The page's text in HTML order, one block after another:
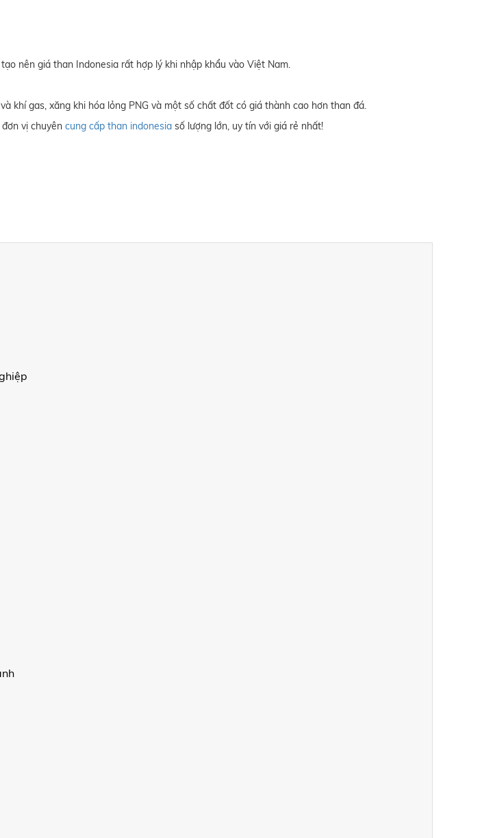
nên giá than Indonesia rất hợp lý khi nhập khẩu vào Việt Nam.
khí gas, xăng khi hóa lỏng PNG và một số chất đốt có giá thành cao hơn than đá.
vị chuyên cung cấp than indonesia số lượng lớn, uy tín với giá rẻ nhất!